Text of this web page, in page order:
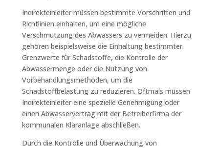
Indirekteinleiter müssen bestimmte Vorschriften und
Richtlinien einhalten, um eine mögliche
Verschmutzung des Abwassers zu vermeiden. Hierzu
gehören beispielsweise die Einhaltung bestimmter
Grenzwerte für Schadstoffe, die Kontrolle der
Abwassermenge oder die Nutzung von
Vorbehandlungsmethoden, um die
Schadstoffbelastung zu reduzieren. Oftmals müssen
Indirekteinleiter eine spezielle Genehmigung oder
einen Abwasservertrag mit der Betreiberfirma der
kommunalen Kläranlage abschließen.
Durch die Kontrolle und Überwachung von